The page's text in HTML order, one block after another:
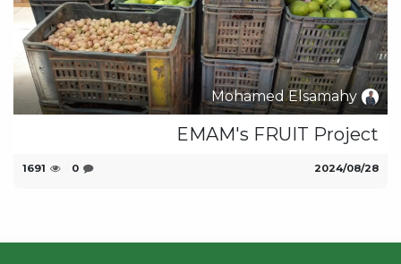
Mohamed Elsamahy
EMAM's FRUIT Project
28‏/08‏/2024
0
1691